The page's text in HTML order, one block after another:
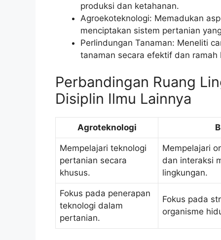
produksi dan ketahanan.
Agroekoteknologi: Memadukan
menciptakan sistem pertanian
Perlindungan Tanaman: Meneliti
tanaman secara efektif dan ramah
Perbandingan Ruang
Disiplin Ilmu Lainnya
Agroteknologi
Mempelajari teknologi
pertanian secara
khusus.
Mempelajari
dan interaksi
lingkungan.
Fokus pada penerapan
teknologi dalam
pertanian.
Fokus pada
organisme